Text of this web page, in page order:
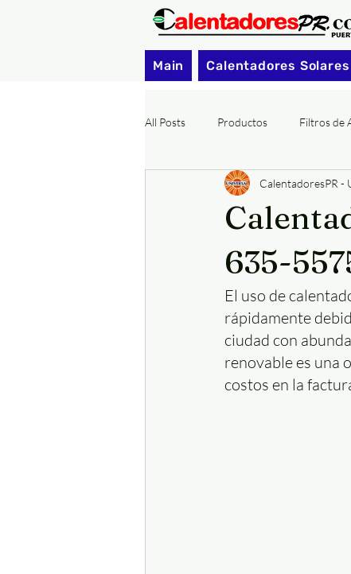
Main Calentadores Solares
All Posts Productos Filtros de
Calentadores Solares Municipios PR
635-
CalentadoresPR -
El uso de
rápidamente
ciudad con
renovable es una
costos en la